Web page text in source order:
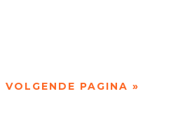
VOLGENDE PAGINA »